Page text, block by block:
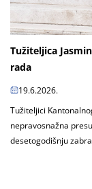
Tužiteljica
rada
19.6.2026.
Tužiteljici
nepravosnažna
desetogodišnju